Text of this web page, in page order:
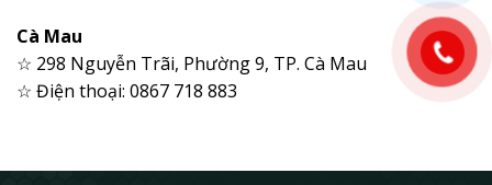
Cà Mau
☆ 298 Nguyễn Trãi, Phường 9, TP. Cà Mau
☆ Điện thoại: 0867 718 883